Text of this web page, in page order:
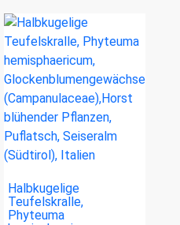
Halbkugelige
Teufelskralle,
Phyteuma